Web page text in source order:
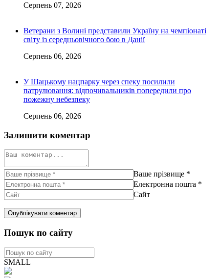
Серпень 07, 2026
Ветерани з Волині представили Україну на чемпіонаті
світу із середньовічного бою в Данії
Серпень 06, 2026
У Шацькому нацпарку через спеку посилили
патрулювання: відпочивальників попередили про
пожежну небезпеку
Серпень 06, 2026
Залишити коментар
Ваше прізвище *
Електронна пошта *
Сайт
Пошук по сайту
SMALL